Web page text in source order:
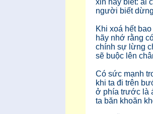
xin hãy biết: ai
người biết
Khi xoá hết
hãy nhớ rằng
chính sự lừng
sẽ buộc lên
Có sức mạnh
khi ta đi trên
ở phía trước là
ta băn khoăn